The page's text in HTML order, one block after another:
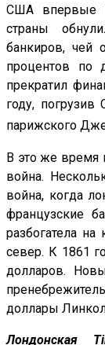
США впервые
страны
банкиров, чей
процентов по
прекратил
году,
парижского
В это же время
война.
война, когда
французские
разбогатела
север. К 1861
долларов.
доллары
Лондонская